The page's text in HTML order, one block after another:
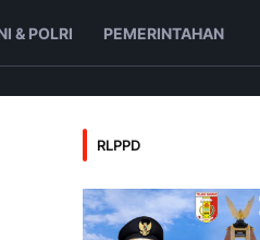
& POLRI PEMERINTAHAN
RLPPD